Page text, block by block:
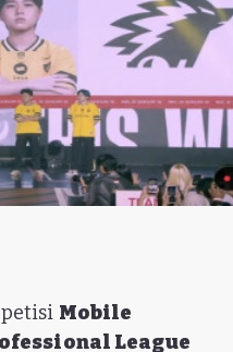
Mobile
League